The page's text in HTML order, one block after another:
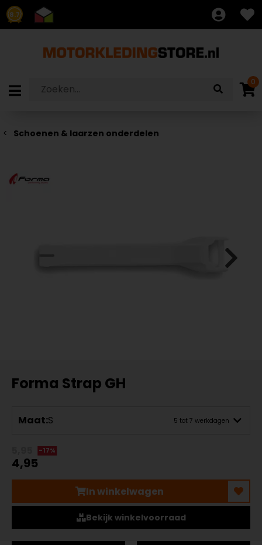
8.7
0
Schoenen & laarzen onderdelen
Forma Strap GH
Maat:S 5 tot 7 werkdagen
-17%
4,95
In winkelwagen
Bekijk winkelvoorraad